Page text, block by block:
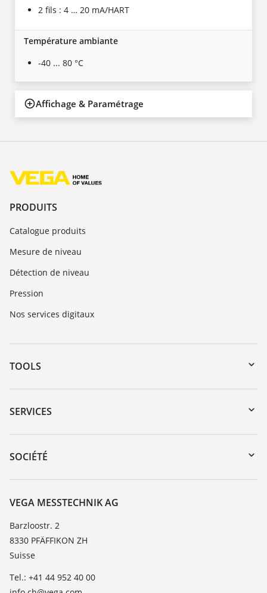
2 fils : 4 … 20 mA/HART
Température ambiante
-40 ... 80 °C
Affichage & Paramétrage
PRODUITS
Catalogue produits
Mesure de niveau
Détection de niveau
Pression
Nos services digitaux
TOOLS
Téléchargements
Recherche par numéro de série
DTM Collection/PACTware
SERVICES
Retour d'appareil
Formations
Liste de compatibilité chimique
TeamViewer
SOCIÉTÉ
À propos de VEGA
Contact
News
Presse
Blog
VEGA MESSTECHNIK AG
Barzloostr. 2
8330 PFÄFFIKON ZH
Suisse
Tel.: +41 44 952 40 00